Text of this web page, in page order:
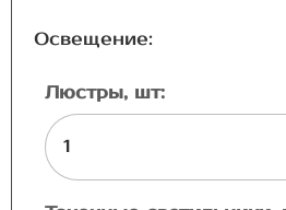
Освещение:
Люстры, шт: